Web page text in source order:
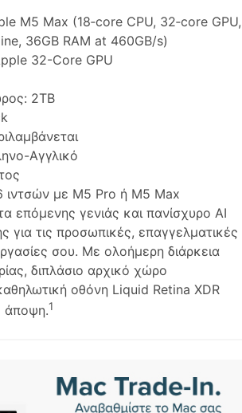
M5 Max (18‑core CPU, 32‑core GPU,
36GB RAM at 460GB/s)
32-Core GPU
2TB
Αγγλικό
ιντσών με M5 Pro ή M5 Max
επόμενης γενιάς και πανίσχυρο AI
για τις προσωπικές, επαγγελματικές
σου. Με ολοήμερη διάρκεια
διπλάσιο αρχικό χώρο
οθόνη Liquid Retina XDR
άποψη.1